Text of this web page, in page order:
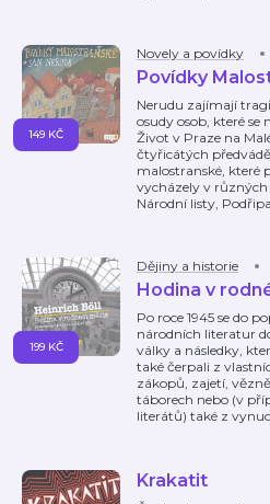
Novely a povídky
Povídky
Nerudu zajímají
osudy osob, které
Život v Praze na
čtyřicátých
malostranské, které
vycházely v různých
Národní listy,
149 KČ
Dějiny a historie
Hodina v
Po roce 1945 se do
národních literatur
války a následky,
také čerpali z
zákopů, zajetí,
táborech nebo (v
literátů) také z
199 KČ
Krakatit